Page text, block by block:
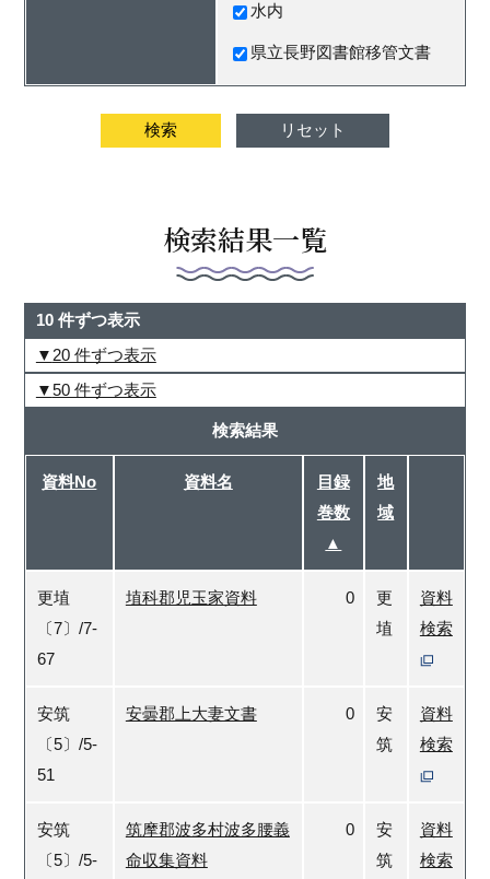
水内
県立長野図書館移管文書
検索結果一覧
10 件ずつ表示
20 件ずつ表示
50 件ずつ表示
検索結果
資料No 資料名
目録
巻数
▲
地
域
更埴
〔7〕/7-
67
埴科郡児玉家資料 0
更
埴
資料
検索
安筑
〔5〕/5-
51
安曇郡上大妻文書 0
安
筑
資料
検索
安筑
〔5〕/5-
筑摩郡波多村波多腰義
命収集資料
0
安
筑
資料
検索